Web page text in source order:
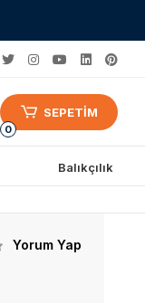
0
SEPETİM
Balıkçılık
Yorum Yap